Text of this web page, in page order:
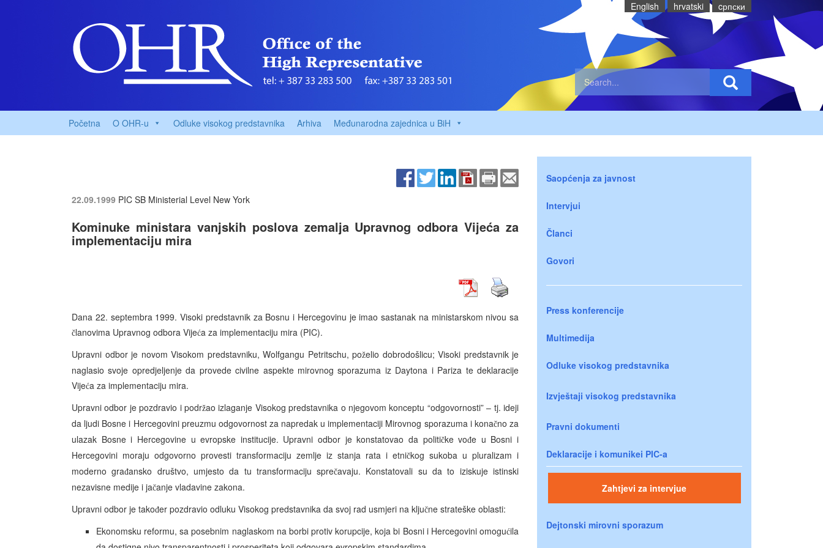
English hrvatski cрпски
Početna O OHR-u Odluke visokog predstavnika Arhiva Međunarodna zajednica u BiH
22.09.1999 PIC SB Ministerial Level New York
Kominuke ministara vanjskih poslova zemalja Upravnog odbora Vijeća za
implementaciju mira
Dana 22. septembra 1999. Visoki predstavnik za Bosnu i Hercegovinu je imao sastanak na ministarskom nivou sa
članovima Upravnog odbora Vijeća za implementaciju mira (PIC).
Upravni odbor je novom Visokom predstavniku, Wolfgangu Petritschu, poželio dobrodošlicu; Visoki predstavnik je
naglasio svoje opredjeljenje da provede civilne aspekte mirovnog sporazuma iz Daytona i Pariza te deklaracije
Vijeća za implementaciju mira.
Upravni odbor je pozdravio i podržao izlaganje Visokog predstavnika o njegovom konceptu “odgovornosti” – tj. ideji
da ljudi Bosne i Hercegovini preuzmu odgovornost za napredak u implementaciji Mirovnog sporazuma i konačno za
ulazak Bosne i Hercegovine u evropske institucije. Upravni odbor je konstatovao da političke vođe u Bosni i
Hercegovini moraju odgovorno provesti transformaciju zemlje iz stanja rata i etničkog sukoba u pluralizam i
moderno građansko društvo, umjesto da tu transformaciju sprečavaju. Konstatovali su da to iziskuje istinski
nezavisne medije i jačanje vladavine zakona.
Upravni odbor je također pozdravio odluku Visokog predstavnika da svoj rad usmjeri na ključne strateške oblasti:
Ekonomsku reformu, sa posebnim naglaskom na borbi protiv korupcije, koja bi Bosni i Hercegovini omogućila
Saopćenja za javnost
Intervjui
Članci
Govori
Press konferencije
Multimedija
Odluke visokog predstavnika
Izvještaji visokog predstavnika
Pravni dokumenti
Deklaracije i komunikei PIC-a
Zahtjevi za intervjue
Dejtonski mirovni sporazum